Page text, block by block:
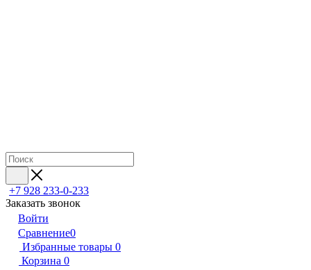
+7 928 233-0-233
Заказать звонок
Войти
Сравнение0
Избранные товары 0
Корзина 0